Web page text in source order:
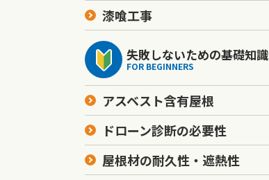
漆喰工事
失敗しないための基礎知識
FOR BEGINNERS
アスベスト含有屋根
ドローン診断の必要性
屋根材の耐久性・遮熱性